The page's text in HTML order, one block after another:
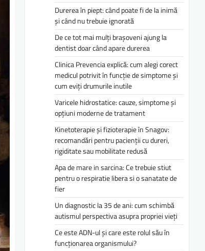
Durerea în piept: când poate fi de la inimă
și când nu trebuie ignorată
De ce tot mai mulți brașoveni ajung la
dentist doar când apare durerea
Clinica Prevencia explică: cum alegi corect
medicul potrivit în funcție de simptome și
cum eviți drumurile inutile
Varicele hidrostatice: cauze, simptome și
opțiuni moderne de tratament
Kinetoterapie și fizioterapie în Snagov:
recomandări pentru pacienții cu dureri,
rigiditate sau mobilitate redusă
Apa de mare in sarcina: Ce trebuie stiut
pentru o respiratie libera si o sanatate de
fier
Un diagnostic la 35 de ani: cum schimbă
autismul perspectiva asupra propriei vieți
Ce este ADN-ul și care este rolul său în
funcționarea organismului?